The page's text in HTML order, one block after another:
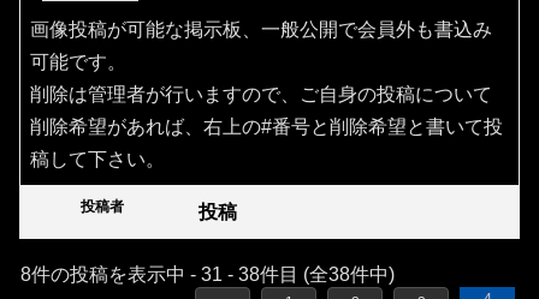
画像投稿が可能な掲示板、一般公開で会員外も書込み
可能です。
削除は管理者が行いますので、ご自身の投稿について
削除希望があれば、右上の#番号と削除希望と書いて投
稿して下さい。
投稿者 投稿
8件の投稿を表示中 - 31 - 38件目 (全38件中)